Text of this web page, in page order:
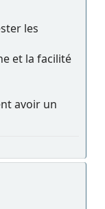
les
et la facilité
avoir un